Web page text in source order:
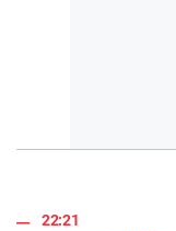
22:21